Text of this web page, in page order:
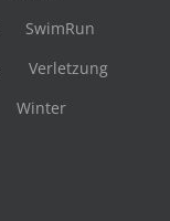
SwimRun
Verletzung
Winter